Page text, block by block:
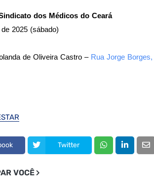
dos Médicos do Ceará
2025 (sábado)
de Oliveira Castro – Rua Jorge Borges,
Twitter
VOCÊ